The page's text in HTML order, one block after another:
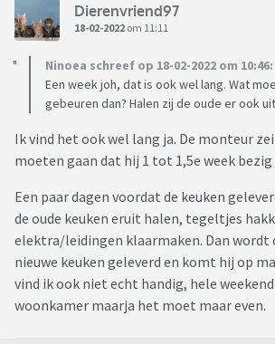
Dierenvriend97
18-02-2022 om 11:11
Ninoea schreef op 18-02-2022 om 10:46:
Een week joh, dat is ook wel lang. Wat
gebeuren dan? Halen zij de oude er ook
Ik vind het ook wel lang ja. De monteur
moeten gaan dat hij 1 tot 1,5e week bezig
Een paar dagen voordat de keuken
de oude keuken eruit halen, tegeltjes
elektra/leidingen klaarmaken. Dan wordt
nieuwe keuken geleverd en komt hij op
vind ik ook niet echt handig, hele
woonkamer maarja het moet maar even.